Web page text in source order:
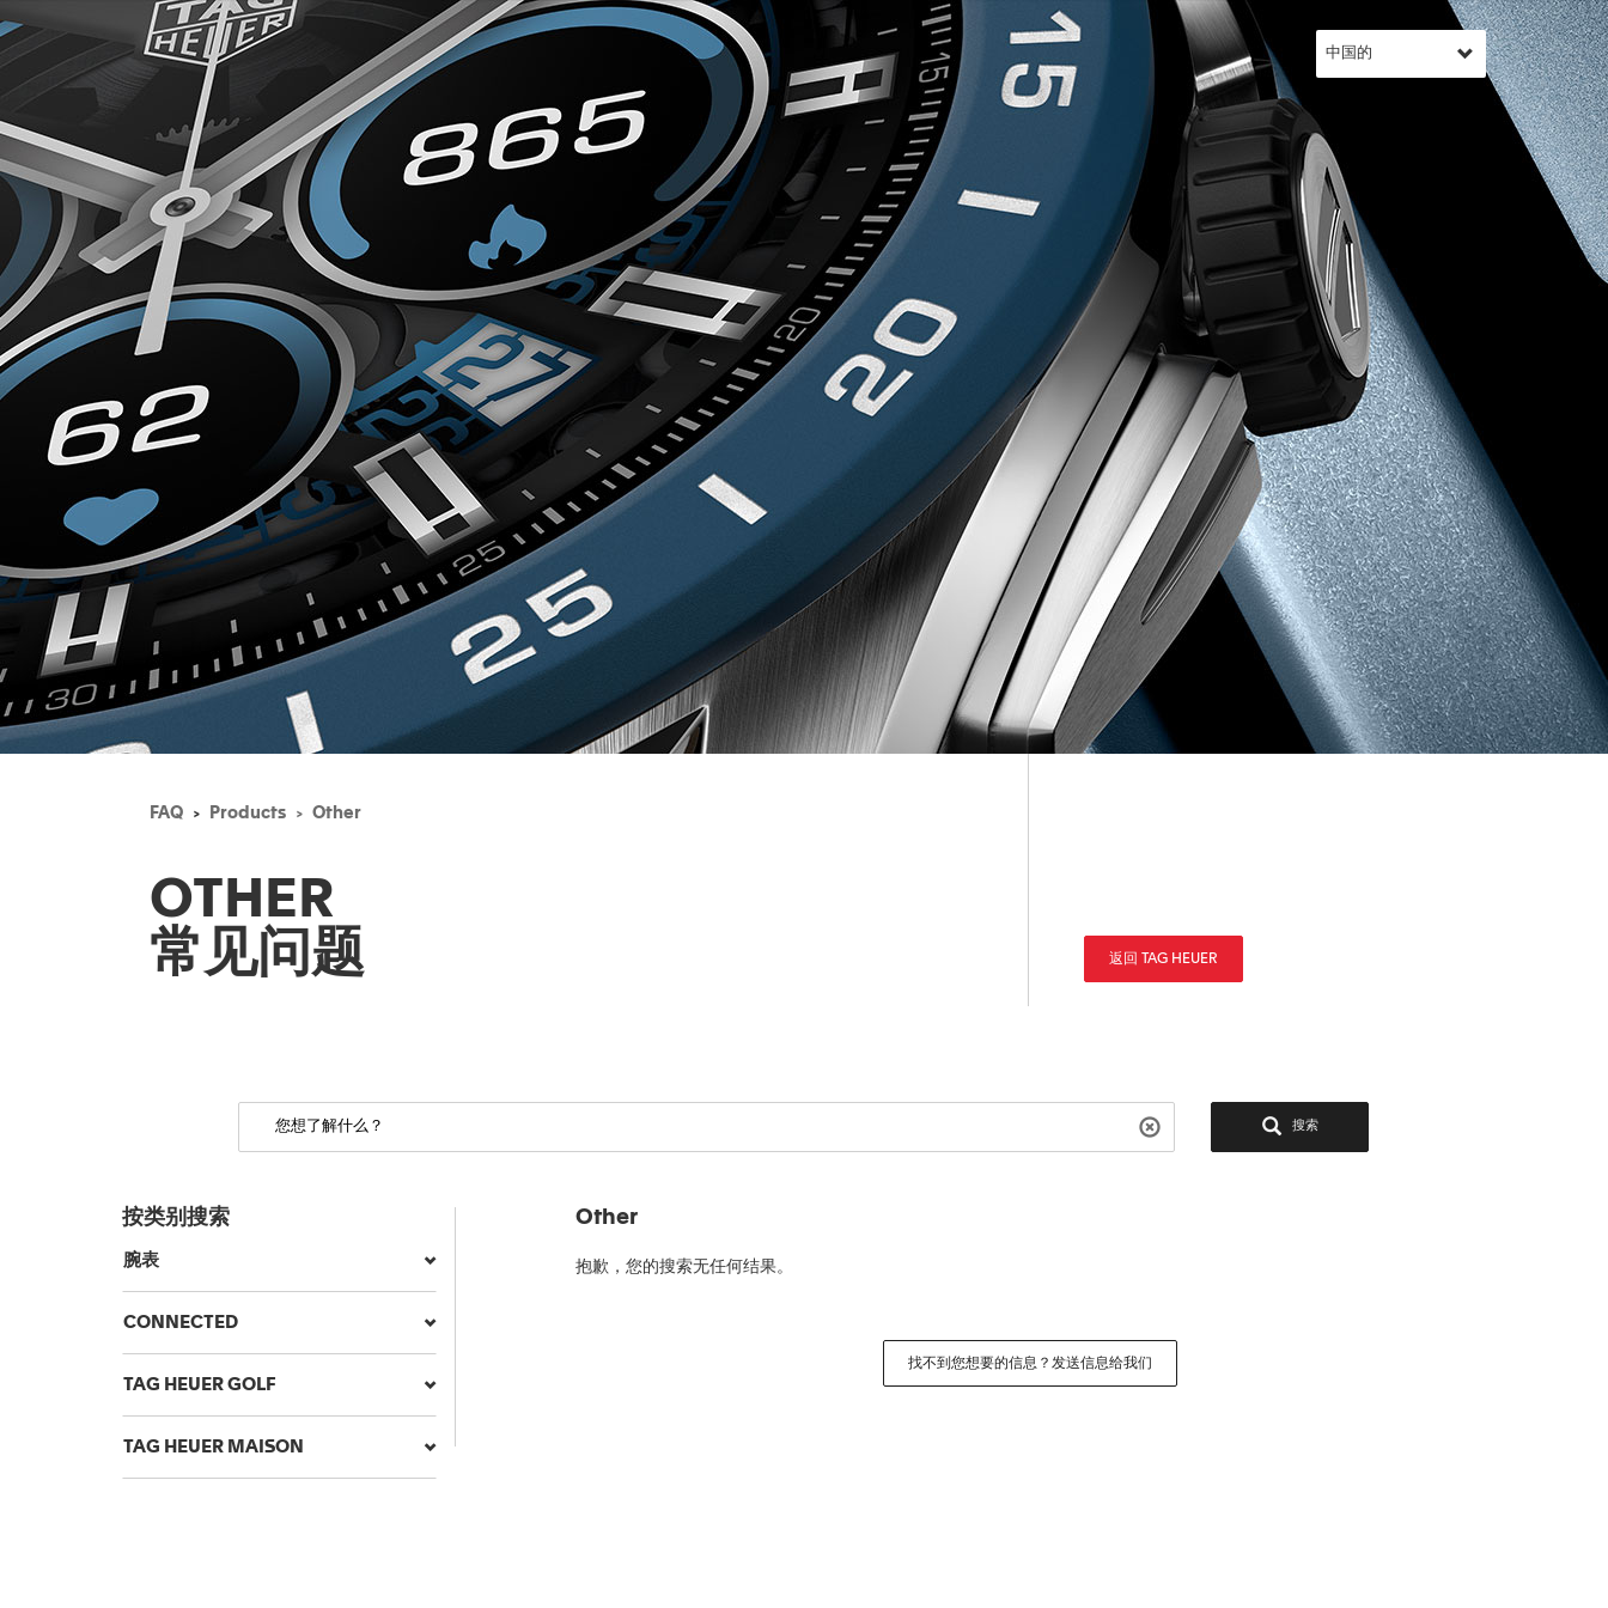
FAQ Products Other
OTHER
常见问题
返回 TAG HEUER
搜索
按类别搜索
腕表
CONNECTED
TAG HEUER GOLF
TAG HEUER MAISON
Other
抱歉，您的搜索无任何结果。
找不到您想要的信息？发送信息给我们